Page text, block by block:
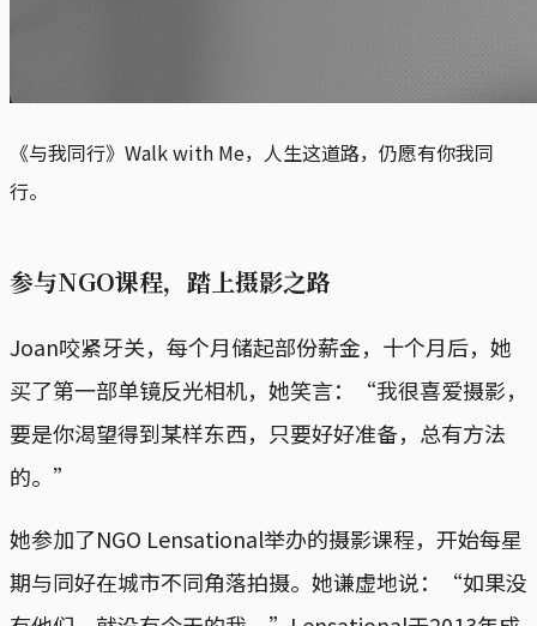
《与我同行》Walk with Me，人生这道路，仍愿有你我同
行。
参与NGO课程，踏上摄影之路
Joan咬紧牙关，每个月储起部份薪金，十个月后，她
买了第一部单镜反光相机，她笑言：“我很喜爱摄影，
要是你渴望得到某样东西，只要好好准备，总有方法
的。”
她参加了NGO Lensational举办的摄影课程，开始每星
期与同好在城市不同角落拍摄。她谦虚地说：“如果没